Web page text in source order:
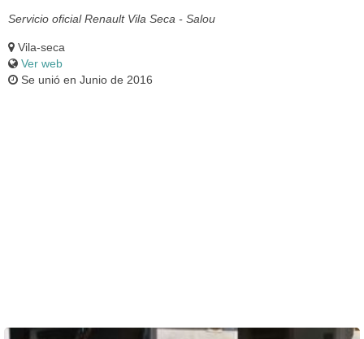
Servicio oficial Renault Vila Seca - Salou
Vila-seca
Ver web
Se unió en Junio de 2016